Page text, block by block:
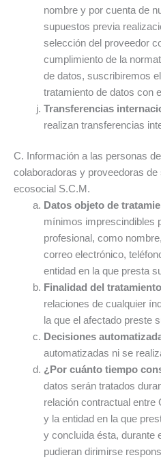
nombre y por cuenta de
supuestos previa
selección del proveedor
cumplimiento de la
de datos, suscribiremos
tratamiento de datos con
Transferencias
realizan transferencias
C. Información a las personas
colaboradoras y proveedoras
ecosocial S.C.M.
Datos objeto de
mínimos imprescindibles
profesional, como
correo electrónico,
entidad en la que presta
Finalidad del
relaciones de cualquier
la que el afectado preste
Decisiones
automatizadas ni se
¿Por cuánto tiempo
datos serán tratados
relación contractual entre
y la entidad en la que
y concluida ésta, durante
pudieran dirimirse